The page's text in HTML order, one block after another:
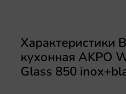
Характеристики
кухонная AKPO
Glass 850